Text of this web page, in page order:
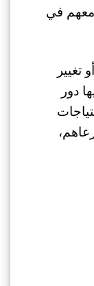
معهم في
تغيير
دور